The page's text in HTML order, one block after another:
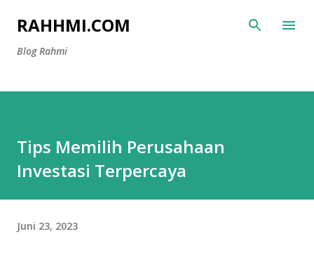
Langsung ke konten utama
RAHHMI.COM
Blog Rahmi
Tips Memilih Perusahaan
Investasi Terpercaya
Juni 23, 2023